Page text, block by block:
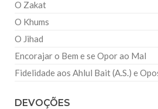
O Zakat
O Khums
O Jihad
Encorajar o Bem e se Opor ao Mal
Fidelidade aos Ahlul Bait (A.S.) e
DEVOÇÕES